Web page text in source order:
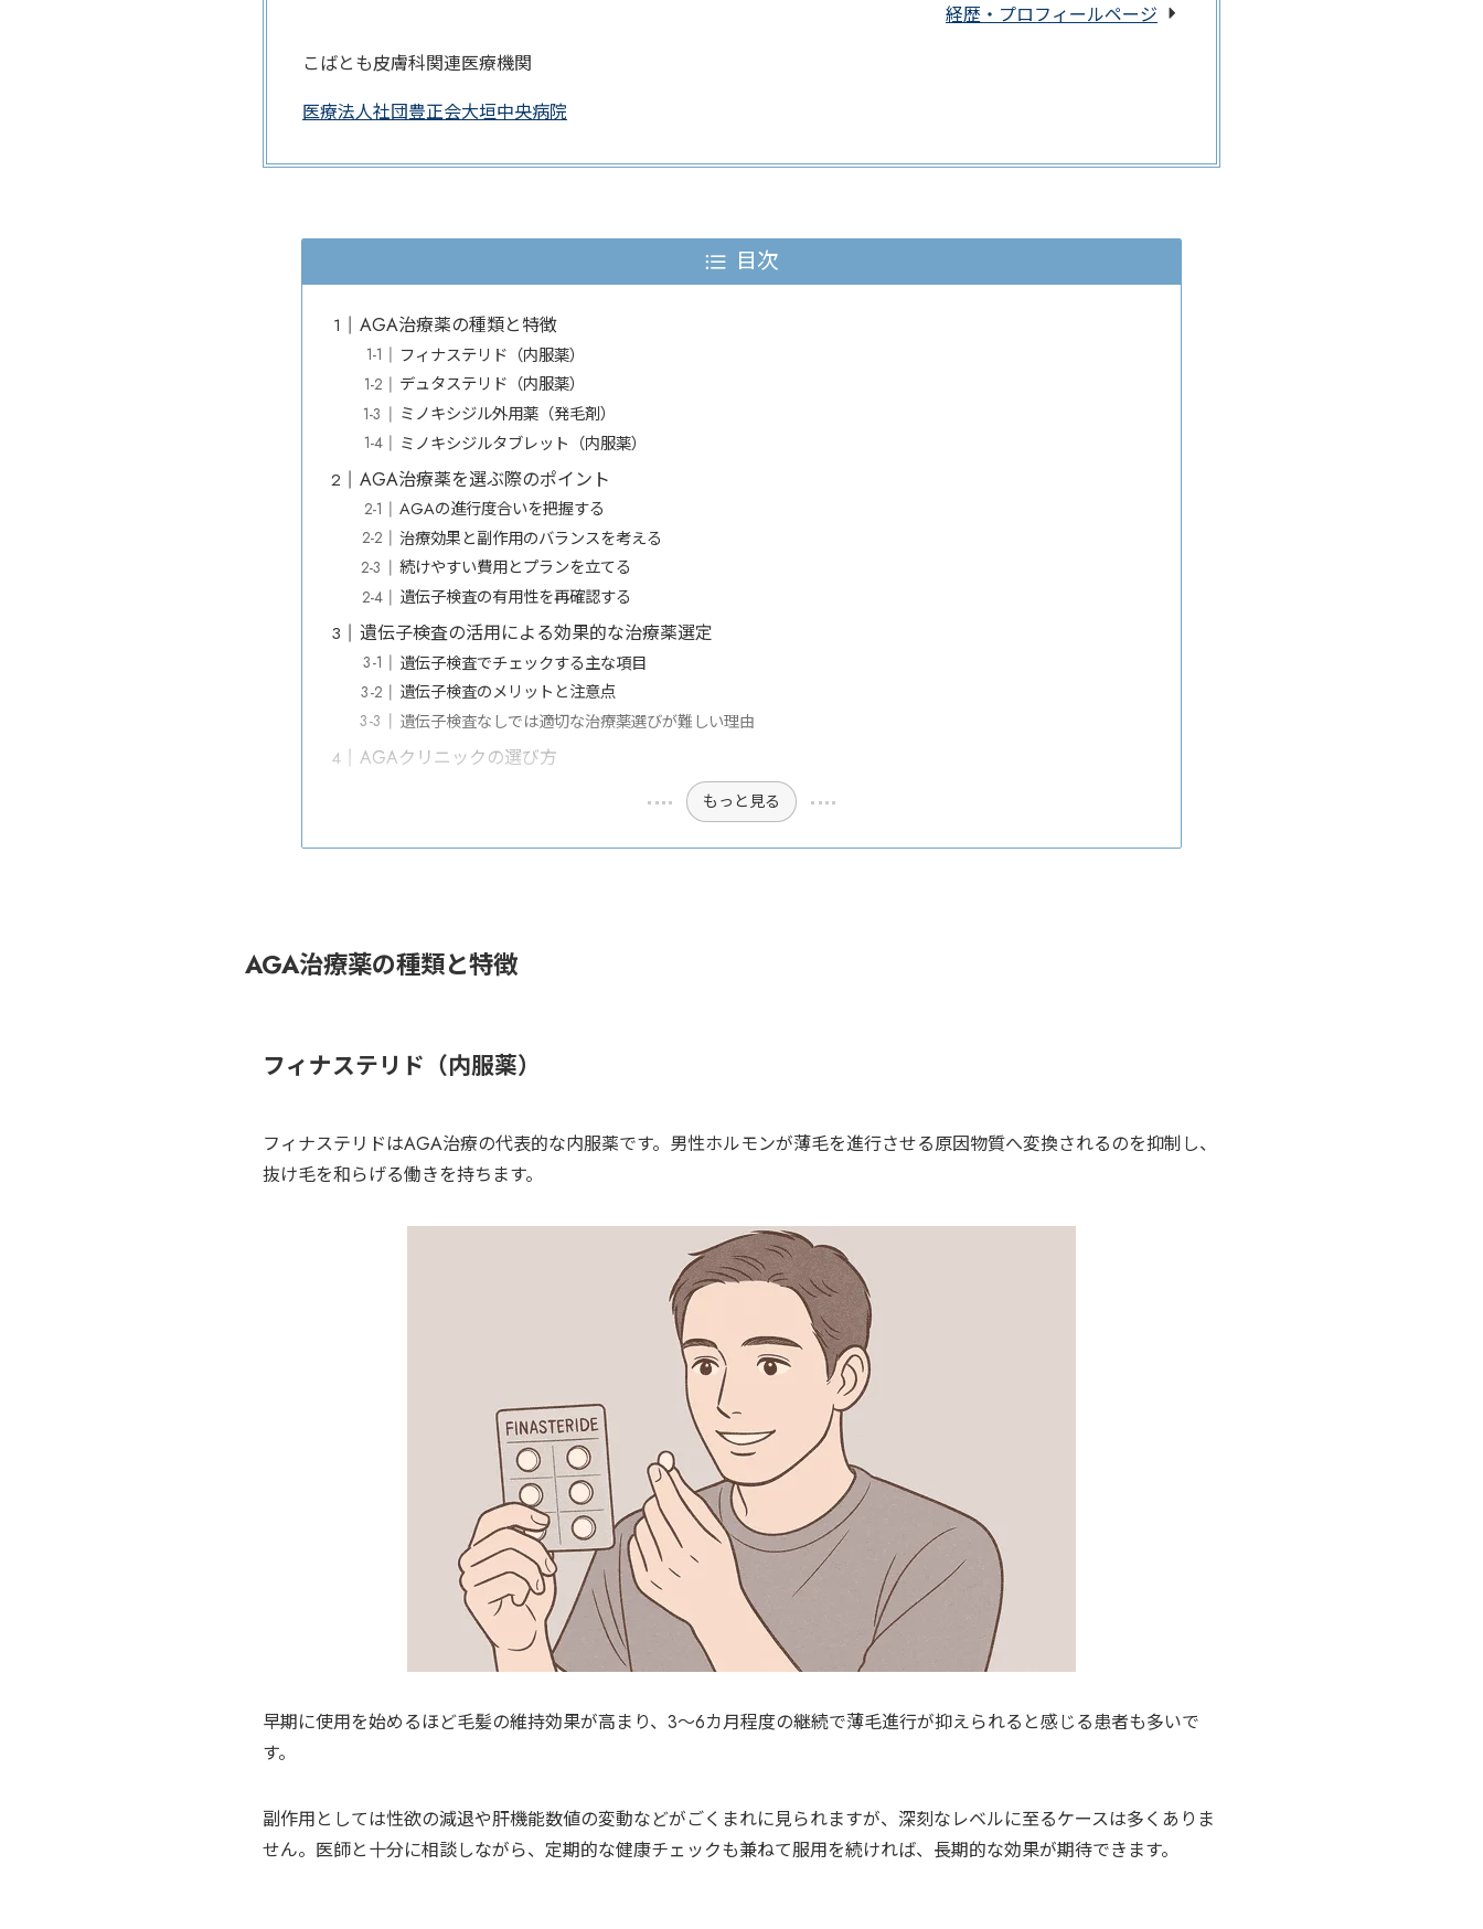
経歴・プロフィールページ
こばとも皮膚科関連医療機関
医療法人社団豊正会大垣中央病院
目次
AGA治療薬の種類と特徴
フィナステリド（内服薬）
デュタステリド（内服薬）
ミノキシジル外用薬（発毛剤）
ミノキシジルタブレット（内服薬）
AGA治療薬を選ぶ際のポイント
AGAの進行度合いを把握する
治療効果と副作用のバランスを考える
続けやすい費用とプランを立てる
遺伝子検査の有用性を再確認する
遺伝子検査の活用による効果的な治療薬選定
遺伝子検査でチェックする主な項目
遺伝子検査のメリットと注意点
遺伝子検査なしでは適切な治療薬選びが難しい理由
AGAクリニックの選び方
もっと見る
AGA治療薬の種類と特徴
フィナステリド（内服薬）
フィナステリドはAGA治療の代表的な内服薬です。男性ホルモンが薄毛を進行させる原因物質へ変換されるのを抑制し、
抜け毛を和らげる働きを持ちます。
早期に使用を始めるほど毛髪の維持効果が高まり、3～6カ月程度の継続で薄毛進行が抑えられると感じる患者も多いで
す。
副作用としては性欲の減退や肝機能数値の変動などがごくまれに見られますが、深刻なレベルに至るケースは多くありま
せん。医師と十分に相談しながら、定期的な健康チェックも兼ねて服用を続ければ、長期的な効果が期待できます。